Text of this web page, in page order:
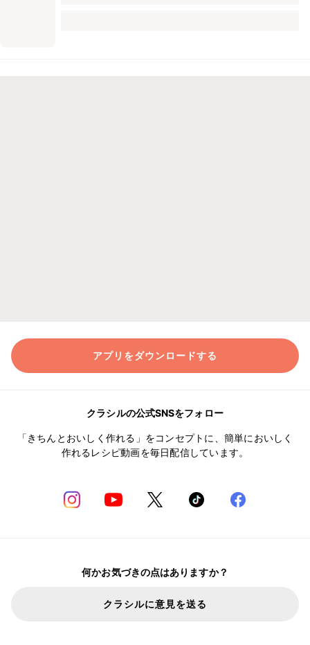
アプリをダウンロードする
クラシルの公式SNSをフォロー
「きちんとおいしく作れる」をコンセプトに、簡単においしく
作れるレシピ動画を毎日配信しています。
何かお気づきの点はありますか？
クラシルに意見を送る